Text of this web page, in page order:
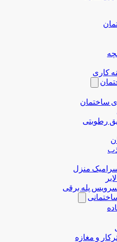
کاری
ساختمان
رطوبتی
منزل
پله برقی
و مغازه